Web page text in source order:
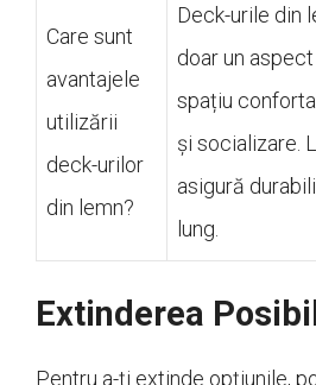
Care sunt
avantajele
utilizării
deck-urilor
din lemn?
Deck-urile din
doar un
spațiu
și socializare.
asigură
lung.
Extinderea
Pentru a-ți extinde opțiunile,